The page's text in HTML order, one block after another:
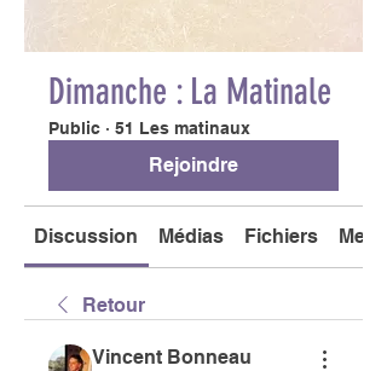
Dimanche : La Matinale
Public · 51 Les matinaux
Rejoindre
Discussion Médias Fichiers
Retour
Vincent Bonneau